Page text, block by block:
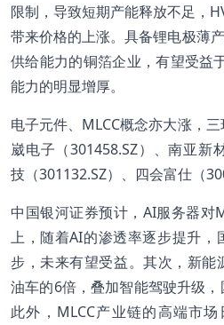
限制，导致短期产能释放不足，
带来价格的上涨。具备锂电极薄
供给能力的铜箔企业，有望受益
能力的明显增厚。
电子元件、MLCC概念亦大涨，
崴电子（301458.SZ）、南亚新
技（301132.SZ）、四会富仕（
中国银河证券预计，AI服务器对
上，随着AI的渗透率逐步提升，
步，未来有望受益。其次，新能
油车的6倍，叠加智能驾驶升级，
此外，MLCC产业链的高端市